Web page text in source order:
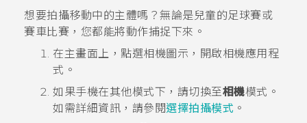
應用程式
支援服務
想要拍攝移動中的主體嗎？無論是兒童的足球賽或
賽車比賽，您都能將動作捕捉下來。
在主畫面上，點選相機圖示，開啟相機應用程
式。
如果手機在其他模式下，請切換至相機模式。
如需詳細資訊，請參閱選擇拍攝模式 。